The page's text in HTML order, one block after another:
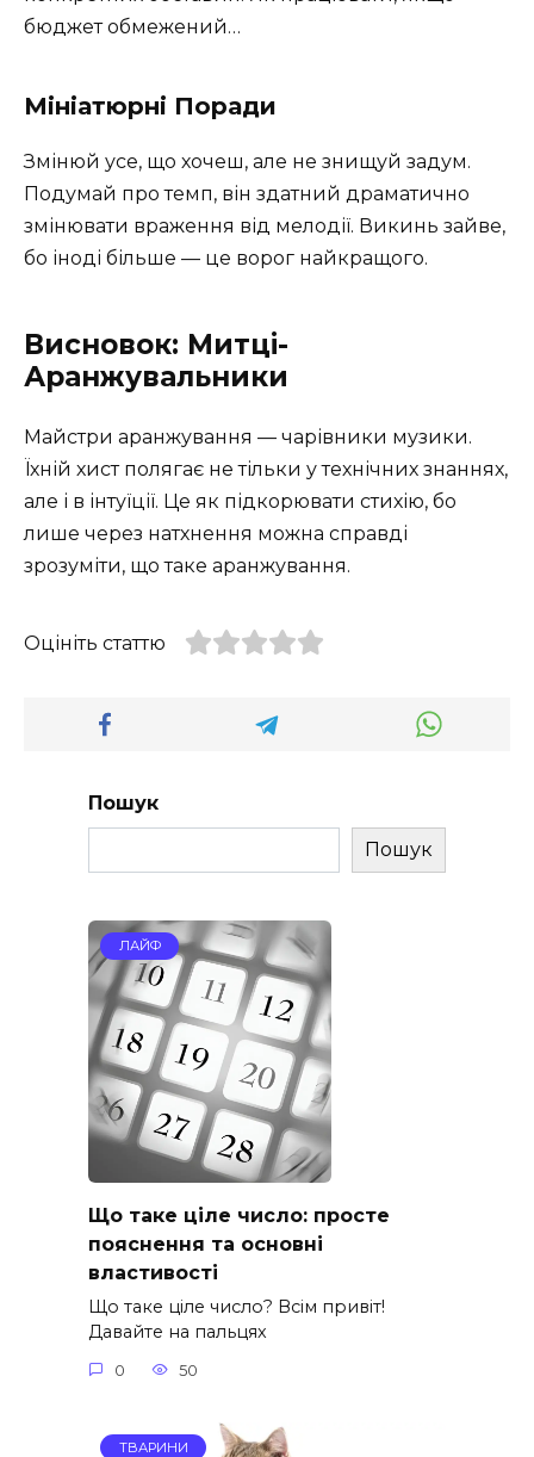
бюджет обмежений…
Мініатюрні Поради
Змінюй усе, що хочеш, але не знищуй задум.
Подумай про темп, він здатний драматично
змінювати враження від мелодії. Викинь зайве,
бо іноді більше — це ворог найкращого.
Висновок: Митці-
Аранжувальники
Майстри аранжування — чарівники музики.
Їхній хист полягає не тільки у технічних знаннях,
але і в інтуїції. Це як підкорювати стихію, бо
лише через натхнення можна справді
зрозуміти, що таке аранжування.
Оцініть статтю
Пошук
Пошук
ЛАЙФ
Що таке ціле число: просте
пояснення та основні
властивості
Що таке ціле число? Всім привіт!
Давайте на пальцях
0 50
ТВАРИНИ